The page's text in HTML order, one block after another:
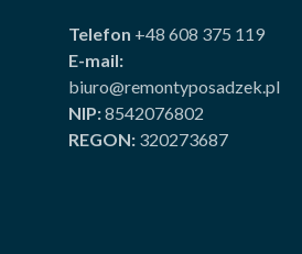
Telefon +48 608 375 119
E-mail:
biuro@remontyposadzek.pl
NIP:8542076802
REGON: 320273687